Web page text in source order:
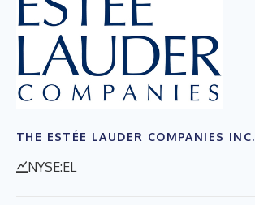
THE ESTÉE LAUDER COMPANIES INC.
NYSE:EL